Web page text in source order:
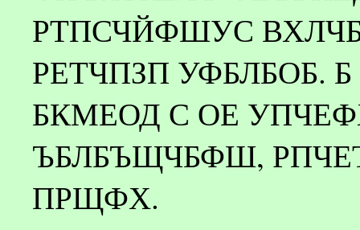
РТПСЧЙФШУС
РЕТЧПЗП УФБЛБОБ.
БКМЕОД С ОЕ
ЪБЛБЪЩЧБФШ,
ПРЩФХ.